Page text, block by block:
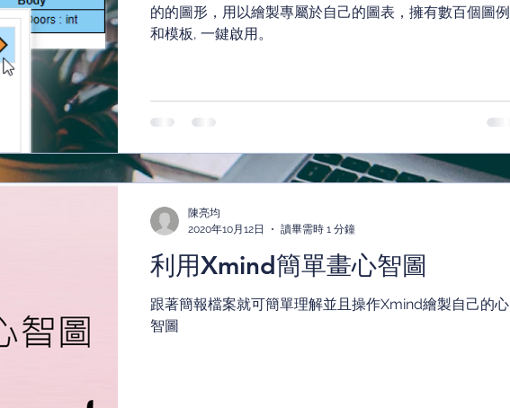
的的圖形，用以繪製專屬於自己的圖表，擁有數百個圖例
和模板, 一鍵啟用。
利用Xmind簡單畫心智圖
跟著簡報檔案就可簡單理解並且操作Xmind繪製自己的心
智圖
陳亮均
2020年10月12日
讀畢需時 1 分鐘